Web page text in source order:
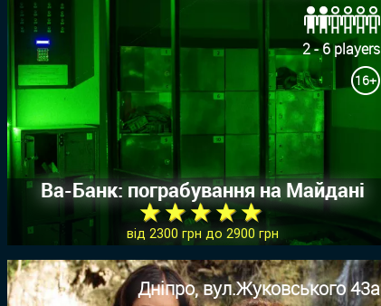
2 - 6 players
16+
Ва-Банк: пограбування на Майдані
★ ★ ★ ★ ★
від 2300 грн до 2900 грн
Дніпро, вул.Жуковського 43а